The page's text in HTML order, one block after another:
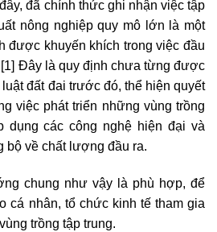
đã chính thức ghi nhận việc tập
nông nghiệp quy mô lớn là một
được khuyến khích trong việc đầu
[1] Đây là quy định chưa từng được
đất đai trước đó, thể hiện quyết
việc phát triển những vùng trồng
dụng các công nghệ hiện đại và
bộ về chất lượng đầu ra.
chung như vậy là phù hợp, để
cá nhân, tổ chức kinh tế tham gia
trồng tập trung.